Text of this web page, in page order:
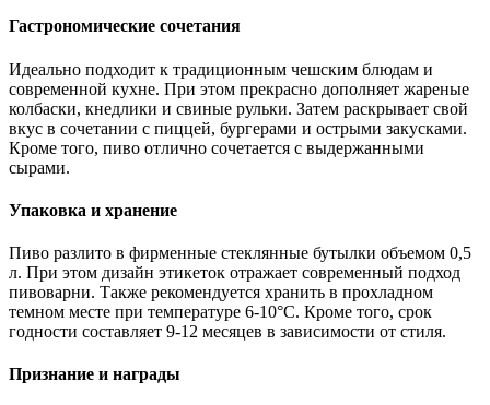
Гастрономические сочетания
Идеально подходит к традиционным чешским блюдам и
современной кухне. При этом прекрасно дополняет жареные
колбаски, кнедлики и свиные рульки. Затем раскрывает свой
вкус в сочетании с пиццей, бургерами и острыми закусками.
Кроме того, пиво отлично сочетается с выдержанными
сырами.
Упаковка и хранение
Пиво разлито в фирменные стеклянные бутылки объемом 0,5
л. При этом дизайн этикеток отражает современный подход
пивоварни. Также рекомендуется хранить в прохладном
темном месте при температуре 6-10°C. Кроме того, срок
годности составляет 9-12 месяцев в зависимости от стиля.
Признание и награды